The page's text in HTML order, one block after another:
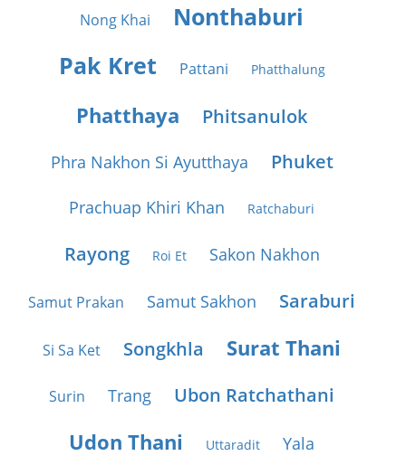
Nong Khai
Nonthaburi
Pak Kret
Pattani Phatthalung
Phatthaya Phitsanulok
Phra Nakhon Si Ayutthaya Phuket
Prachuap Khiri Khan Ratchaburi
Rayong Roi Et Sakon Nakhon
Samut Prakan Samut Sakhon Saraburi
Si Sa Ket Songkhla Surat Thani
Surin Trang Ubon Ratchathani
Udon Thani Uttaradit Yala